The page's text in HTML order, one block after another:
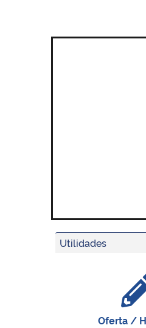
Utilidades
Oferta /